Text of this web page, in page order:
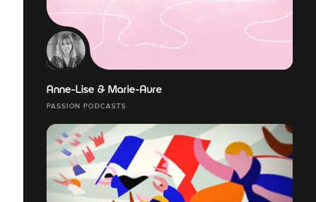
Anne-Lise & Marie-Aure
PASSION PODCASTS